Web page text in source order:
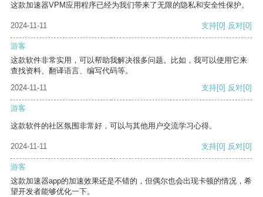
这款加速器VPM应用程序已经为我们带来了无限的隐私和安全性保护。
2024-11-11 支持[0] 反对[0]
游客
这款软件非常实用，可以帮助我解决很多问题。比如，我可以使用它来
查找资料、翻译语言、编写代码等。
2024-11-11
支持[0] 反对[0]
游客
这款软件的社区氛围非常好，可以与其他用户交流学习心得。
2024-11-11 支持[0] 反对[0]
游客
这款加速器app的加速效果还是不错的，但偶尔也会出现卡顿的情况，希
望开发者能够优化一下。